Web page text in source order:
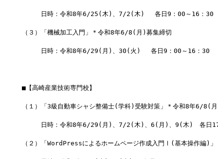
日時：令和8年6/25(木)、7/2(木) 　各日9：00～16：30
（３）「機械加工入門」＊令和8年6/8(月)募集締切
日時：令和8年6/29(月)、30(火) 　各日9：00～16：30
■【高崎産業技術専門校】
（１）「3級自動車シャシ整備士(学科)受験対策」＊令和8年6/8(
日時：令和8年6/29(月)、7/2(木)、6(月)、9(木)　各日17
（２）「WordPressによるホームページ作成入門Ⅰ(基本操作編)